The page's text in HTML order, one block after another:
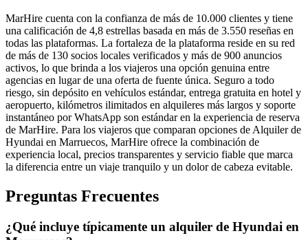
MarHire cuenta con la confianza de más de 10.000 clientes y tiene
una calificación de 4,8 estrellas basada en más de 3.550 reseñas en
todas las plataformas. La fortaleza de la plataforma reside en su red
de más de 130 socios locales verificados y más de 900 anuncios
activos, lo que brinda a los viajeros una opción genuina entre
agencias en lugar de una oferta de fuente única. Seguro a todo
riesgo, sin depósito en vehículos estándar, entrega gratuita en hotel y
aeropuerto, kilómetros ilimitados en alquileres más largos y soporte
instantáneo por WhatsApp son estándar en la experiencia de reserva
de MarHire. Para los viajeros que comparan opciones de Alquiler de
Hyundai en Marruecos, MarHire ofrece la combinación de
experiencia local, precios transparentes y servicio fiable que marca
la diferencia entre un viaje tranquilo y un dolor de cabeza evitable.
Preguntas Frecuentes
¿Qué incluye típicamente un alquiler de Hyundai en